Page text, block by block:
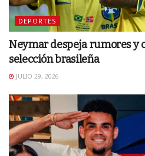
DEPORTES
Neymar despeja rumores y
selección brasileña
JULIO 29, 2026